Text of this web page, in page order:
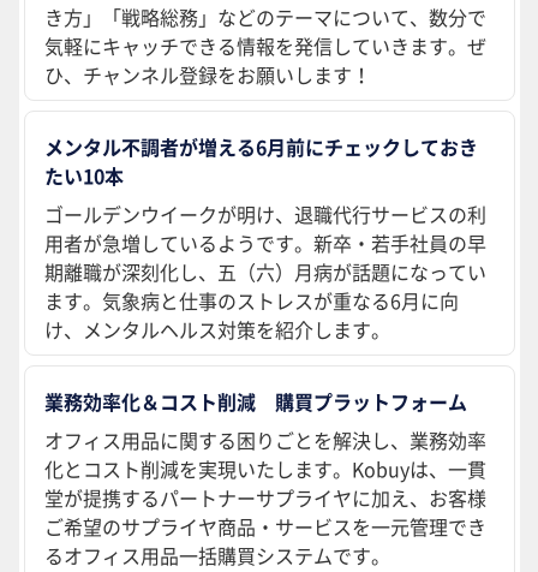
き方」「戦略総務」などのテーマについて、数分で
気軽にキャッチできる情報を発信していきます。ぜ
ひ、チャンネル登録をお願いします！
メンタル不調者が増える6月前にチェックしておき
たい10本
ゴールデンウイークが明け、退職代行サービスの利
用者が急増しているようです。新卒・若手社員の早
期離職が深刻化し、五（六）月病が話題になってい
ます。気象病と仕事のストレスが重なる6月に向
け、メンタルヘルス対策を紹介します。
業務効率化＆コスト削減 購買プラットフォーム
オフィス用品に関する困りごとを解決し、業務効率
化とコスト削減を実現いたします。Kobuyは、一貫
堂が提携するパートナーサプライヤに加え、お客様
ご希望のサプライヤ商品・サービスを一元管理でき
るオフィス用品一括購買システムです。